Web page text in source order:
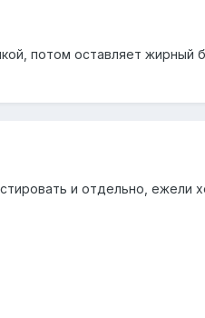
потом оставляет жирный
и отдельно, ежели